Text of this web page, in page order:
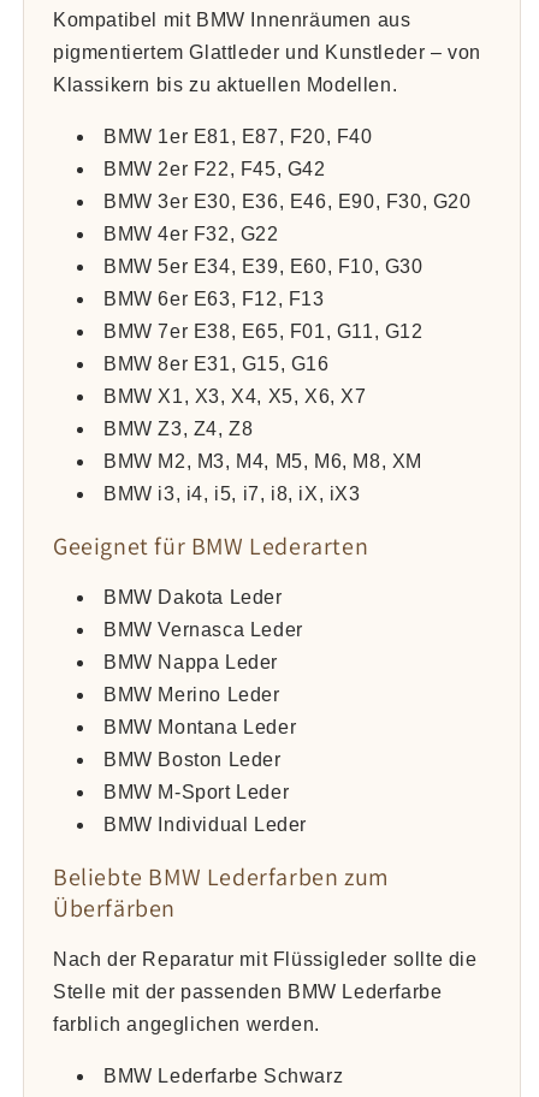
Kompatibel mit BMW Innenräumen aus
pigmentiertem Glattleder und Kunstleder – von
Klassikern bis zu aktuellen Modellen.
BMW 1er E81, E87, F20, F40
BMW 2er F22, F45, G42
BMW 3er E30, E36, E46, E90, F30, G20
BMW 4er F32, G22
BMW 5er E34, E39, E60, F10, G30
BMW 6er E63, F12, F13
BMW 7er E38, E65, F01, G11, G12
BMW 8er E31, G15, G16
BMW X1, X3, X4, X5, X6, X7
BMW Z3, Z4, Z8
BMW M2, M3, M4, M5, M6, M8, XM
BMW i3, i4, i5, i7, i8, iX, iX3
Geeignet für BMW Lederarten
BMW Dakota Leder
BMW Vernasca Leder
BMW Nappa Leder
BMW Merino Leder
BMW Montana Leder
BMW Boston Leder
BMW M-Sport Leder
BMW Individual Leder
Beliebte BMW Lederfarben zum
Überfärben
Nach der Reparatur mit Flüssigleder sollte die
Stelle mit der passenden BMW Lederfarbe
farblich angeglichen werden.
BMW Lederfarbe Schwarz